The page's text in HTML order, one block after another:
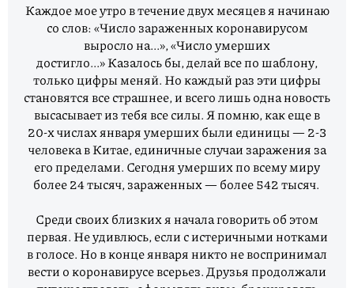
Каждое мое утро в течение двух месяцев я начинаю
со слов: «Число зараженных коронавирусом
выросло на...», «Число умерших
достигло...» Казалось бы, делай все по шаблону,
только цифры меняй. Но каждый раз эти цифры
становятся все страшнее, и всего лишь одна новость
высасывает из тебя все силы. Я помню, как еще в
20-х числах января умерших были единицы — 2-3
человека в Китае, единичные случаи заражения за
его пределами. Сегодня умерших по всему миру
более 24 тысяч, зараженных — более 542 тысяч.
Среди своих близких я начала говорить об этом
первая. Не удивлюсь, если с истеричными нотками
в голосе. Но в конце января никто не воспринимал
вести о коронавирусе всерьез. Друзья продолжали